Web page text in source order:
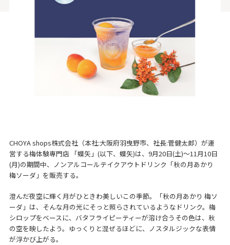
CHOYA shops株式会社（本社:大阪府羽曳野市、社長:菅健太郎）が運
営する梅体験専門店 「蝶矢」(以下、蝶矢)は、9月20日(土)〜11月10日
(月)の期間中、ノンアルコールテイクアウトドリンク「秋の月あかり
梅ソーダ」を販売する。
澄んだ夜空に輝く月がひときわ美しいこの季節。「秋の月あかり 梅ソ
ーダ」は、そんな月の光にそっと照らされているようなドリンク。梅
シロップをベースに、バタフライピーティーが溶け合うその色は、秋
の空を映したよう。ゆっくりと混ぜるほどに、ノスタルジックな表情
が浮かび上がる。